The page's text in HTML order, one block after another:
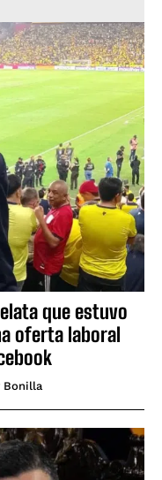
que estuvo
oferta laboral
Bonilla